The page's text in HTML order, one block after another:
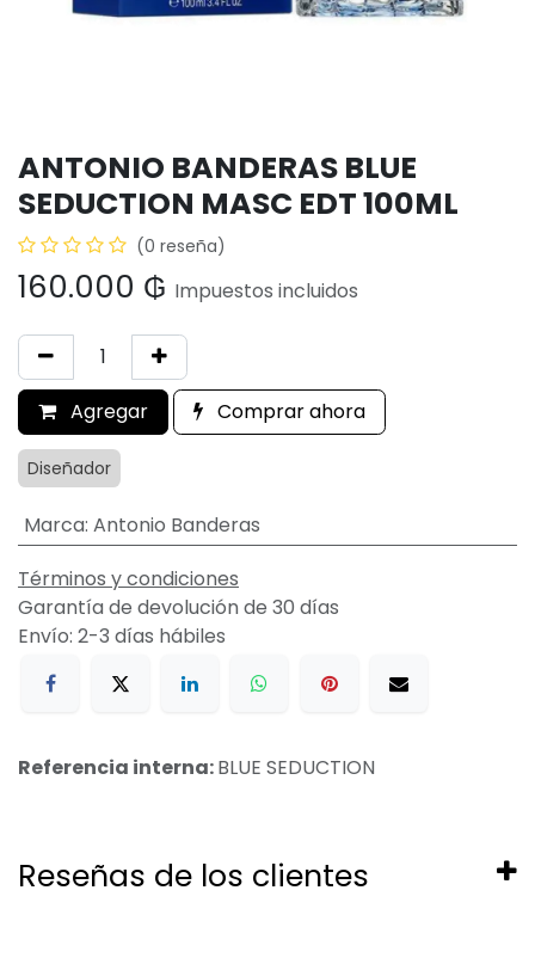
ANTONIO BANDERAS BLUE
SEDUCTION MASC EDT 100ML
(0 reseña)
160.000 ₲ Impuestos incluidos
Agregar Comprar ahora
Diseñador
Marca: Antonio Banderas
Términos y condiciones
Garantía de devolución de 30 días
Envío: 2-3 días hábiles
Referencia interna:BLUE SEDUCTION
Reseñas de los clientes